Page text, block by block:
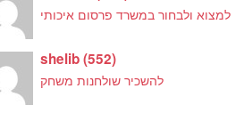
למצוא ולבחור במשרד פרסום איכותי
shelib(552)
להשכיר שולחנות משחק